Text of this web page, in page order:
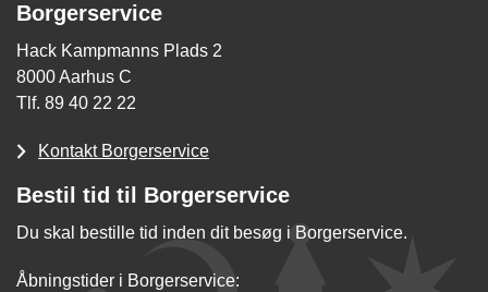
Borgerservice
Hack Kampmanns Plads 2
8000 Aarhus C
Tlf. 89 40 22 22
Kontakt Borgerservice
Bestil tid til Borgerservice
Du skal bestille tid inden dit besøg i Borgerservice.
Åbningstider i Borgerservice: